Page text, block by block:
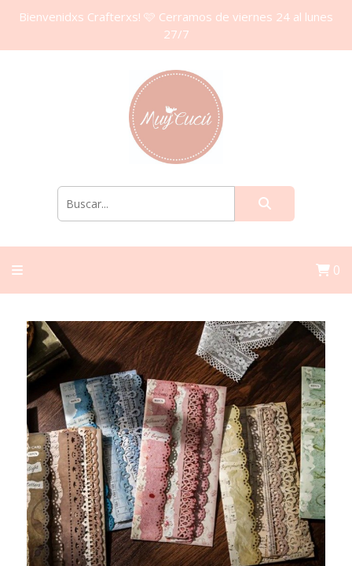
Bienvenidxs Crafterxs! 🩷 Cerramos de viernes 24 al lunes
27/7
0